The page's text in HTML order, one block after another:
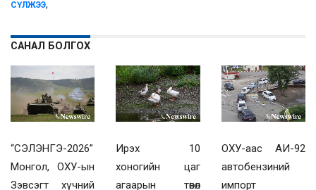
СҮЛЖЭЭ,
САНАЛ БОЛГОХ
“СЭЛЭНГЭ-2026”
Монгол, ОХУ-ын
Зэвсэгт хүчний
Ирэх 10
хоногийн цаг
агаарын төвөл
ОХУ-аас АИ-92
автобензиний
импорт